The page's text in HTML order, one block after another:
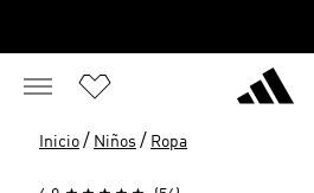
Inicio / Niños / Ropa